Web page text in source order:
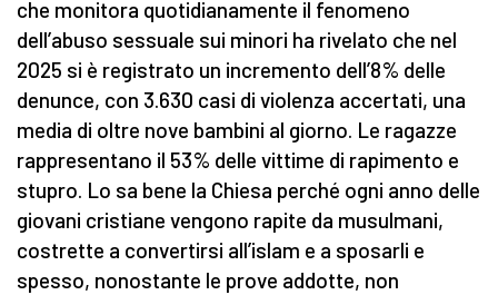
che monitora quotidianamente il fenomeno
dell’abuso sessuale sui minori ha rivelato che nel
2025 si è registrato un incremento dell’8% delle
denunce, con 3.630 casi di violenza accertati, una
media di oltre nove bambini al giorno. Le ragazze
rappresentano il 53% delle vittime di rapimento e
stupro. Lo sa bene la Chiesa perché ogni anno delle
giovani cristiane vengono rapite da musulmani,
costrette a convertirsi all’islam e a sposarli e
spesso, nonostante le prove addotte, non